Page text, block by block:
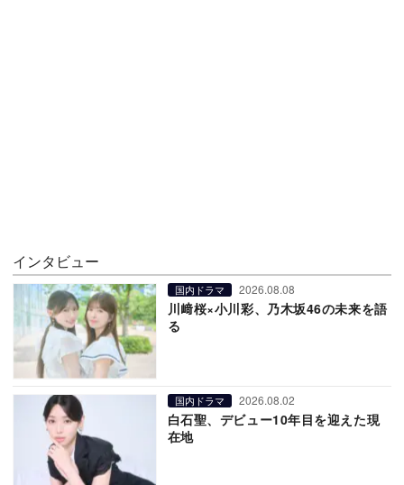
インタビュー
国内ドラマ 2026.08.08
川﨑桜×小川彩、乃木坂46の未来を語
る
国内ドラマ 2026.08.02
白石聖、デビュー10年目を迎えた現
在地